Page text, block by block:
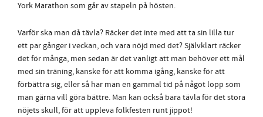
York Marathon som går av stapeln på hösten.
Varför ska man då tävla? Räcker det inte med att ta sin lilla tur
ett par gånger i veckan, och vara nöjd med det? Självklart räcker
det för många, men sedan är det vanligt att man behöver ett mål
med sin träning, kanske för att komma igång, kanske för att
förbättra sig, eller så har man en gammal tid på något lopp som
man gärna vill göra bättre. Man kan också bara tävla för det stora
nöjets skull, för att uppleva folkfesten runt jippot!